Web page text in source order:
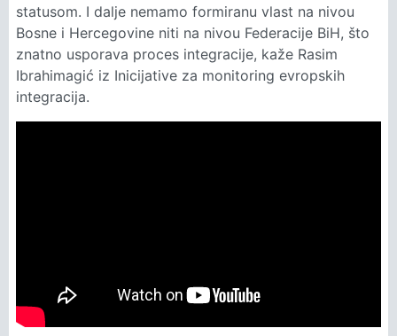
statusom. I dalje nemamo formiranu vlast na nivou
Bosne i Hercegovine niti na nivou Federacije BiH, što
znatno usporava proces integracije, kaže Rasim
Ibrahimagić iz Inicijative za monitoring evropskih
integracija.